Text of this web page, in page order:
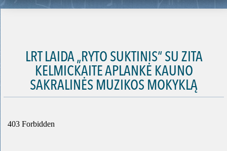
LRT LAIDA „RYTO SUKTINIS“ SU ZITA
KELMICKAITE APLANKĖ KAUNO
SAKRALINĖS MUZIKOS MOKYKLĄ